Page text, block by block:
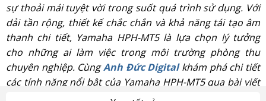
sự thoải mái tuyệt vời trong suốt quá trình sử dụng. Với
dải tần rộng, thiết kế chắc chắn và khả năng tái tạo âm
thanh chi tiết, Yamaha HPH-MT5 là lựa chọn lý tưởng
cho những ai làm việc trong môi trường phòng thu
chuyên nghiệp. CùngAnh Đức Digitalkhám phá chi tiết
các tính năng nổi bật của Yamaha HPH-MT5 qua bài viết